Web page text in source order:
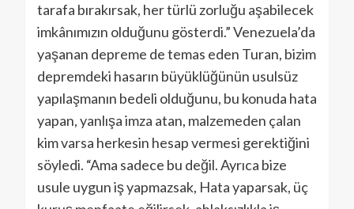
tarafa bırakırsak, her türlü zorluğu aşabilecek
imkânımızın olduğunu gösterdi.” Venezuela’da
yaşanan depreme de temas eden Turan, bizim
depremdeki hasarın büyüklüğünün usulsüz
yapılaşmanın bedeli olduğunu, bu konuda hata
yapan, yanlışa imza atan, malzemeden çalan
kim varsa herkesin hesap vermesi gerektiğini
söyledi. “Ama sadece bu değil. Ayrıca bize
usule uygun iş yapmazsak, Hata yaparsak, üç